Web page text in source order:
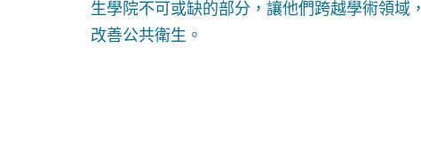
生學院不可或缺的部分，讓他們跨越學術領域，
改善公共衛生。